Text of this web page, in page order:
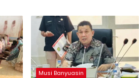
Musi Banyuasin